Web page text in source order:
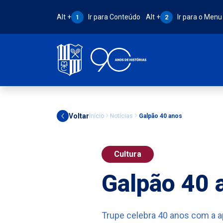
Atalho Alt + 1:
Alt + 1 Ir para Conteúdo Atalho Alt + 2:
Alt + 2 Ir para o Menu
Voltar Início Notícias Galpão 40 anos
Cultura
Galpão 40
Trupe celebra 40 anos com a